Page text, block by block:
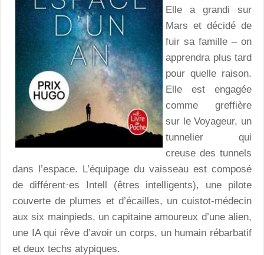
Elle a grandi sur
Mars et décidé de
fuir sa famille – on
apprendra plus tard
pour quelle raison.
Elle est engagée
comme greffière
sur le Voyageur, un
tunnelier qui
creuse des tunnels
dans l’espace. L’équipage du vaisseau est composé
de différent·es Intell (êtres intelligents), une pilote
couverte de plumes et d’écailles, un cuistot-médecin
aux six mainpieds, un capitaine amoureux d’une alien,
une IA qui rêve d’avoir un corps, un humain rébarbatif
et deux techs atypiques.